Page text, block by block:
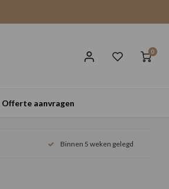
0
Offerte aanvragen
Binnen 5 weken gelegd